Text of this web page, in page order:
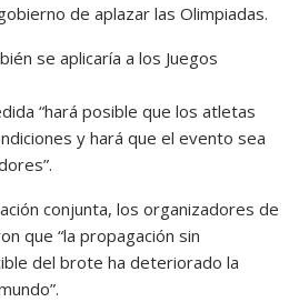
de aplazar las Olimpiadas.
se aplicaría a los Juegos
“hará posible que los atletas
y hará que el evento sea
conjunta, los organizadores de
que “la propagación sin
del brote ha deteriorado la